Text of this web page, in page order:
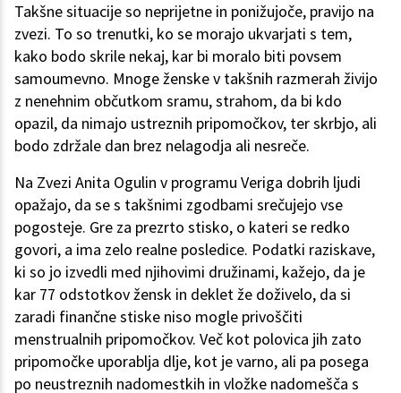
Takšne situacije so neprijetne in ponižujoče, pravijo na
zvezi. To so trenutki, ko se morajo ukvarjati s tem,
kako bodo skrile nekaj, kar bi moralo biti povsem
samoumevno. Mnoge ženske v takšnih razmerah živijo
z nenehnim občutkom sramu, strahom, da bi kdo
opazil, da nimajo ustreznih pripomočkov, ter skrbjo, ali
bodo zdržale dan brez nelagodja ali nesreče.
Na Zvezi Anita Ogulin v programu Veriga dobrih ljudi
opažajo, da se s takšnimi zgodbami srečujejo vse
pogosteje. Gre za prezrto stisko, o kateri se redko
govori, a ima zelo realne posledice. Podatki raziskave,
ki so jo izvedli med njihovimi družinami, kažejo, da je
kar 77 odstotkov žensk in deklet že doživelo, da si
zaradi finančne stiske niso mogle privoščiti
menstrualnih pripomočkov. Več kot polovica jih zato
pripomočke uporablja dlje, kot je varno, ali pa posega
po neustreznih nadomestkih in vložke nadomešča s